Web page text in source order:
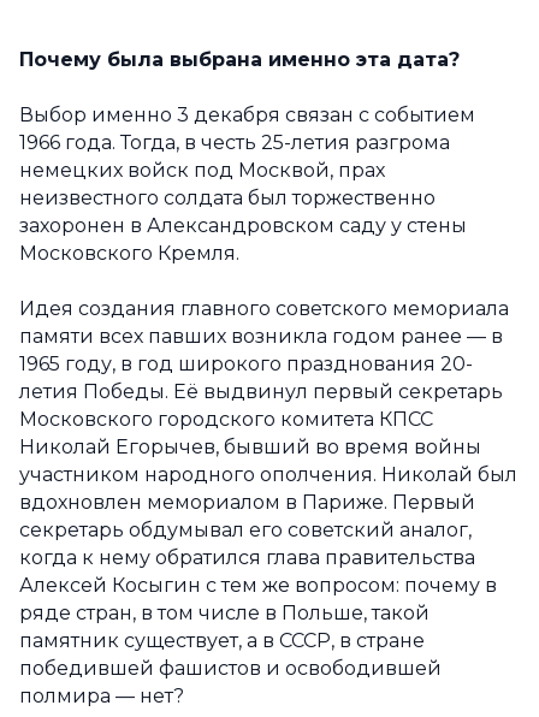
Почему была выбрана именно эта дата?
Выбор именно 3 декабря связан с событием
1966 года. Тогда, в честь 25-летия разгрома
немецких войск под Москвой, прах
неизвестного солдата был торжественно
захоронен в Александровском саду у стены
Московского Кремля.
Идея создания главного советского мемориала
памяти всех павших возникла годом ранее — в
1965 году, в год широкого празднования 20-
летия Победы. Её выдвинул первый секретарь
Московского городского комитета КПСС
Николай Егорычев, бывший во время войны
участником народного ополчения. Николай был
вдохновлен мемориалом в Париже. Первый
секретарь обдумывал его советский аналог,
когда к нему обратился глава правительства
Алексей Косыгин с тем же вопросом: почему в
ряде стран, в том числе в Польше, такой
памятник существует, а в СССР, в стране
победившей фашистов и освободившей
полмира — нет?